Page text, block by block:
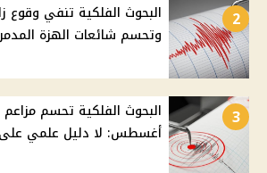
2
البحوث الفلكية تنفي وقوع
وتحسم شائعات الهزة
3
أغسطس: لا دليل علمي على